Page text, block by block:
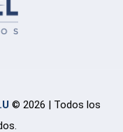
© 2026 | Todos los